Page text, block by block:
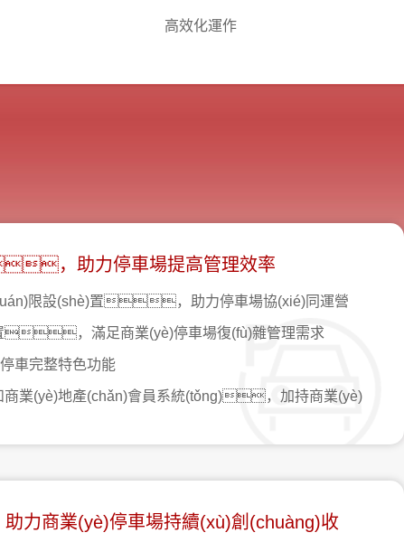
高效化運作
，助力停車場提高管理效率
限設(shè)置，助力停車場協(xié)同運營
，滿足商業(yè)停車場復(fù)雜管理需求
車完整特色功能
商業(yè)地產(chǎn)會員系統(tǒng)，加持商業(yè)
力商業(yè)停車場持續(xù)創(chuàng)收